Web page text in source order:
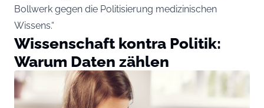
Bollwerk gegen die Politisierung medizinischen
Wissens.“
Wissenschaft kontra Politik:
Warum Daten zählen